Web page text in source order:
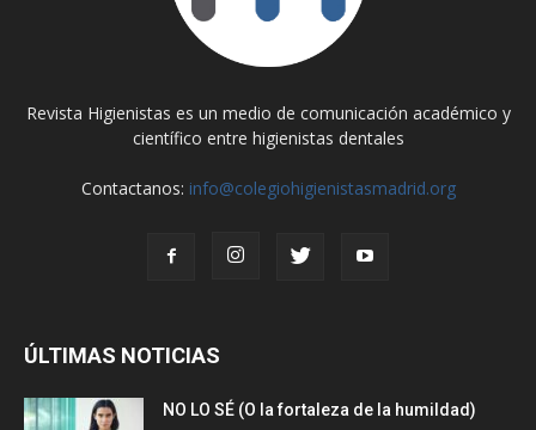
Revista Higienistas es un medio de comunicación académico y
científico entre higienistas dentales
Contactanos: info@colegiohigienistasmadrid.org
ÚLTIMAS NOTICIAS
NO LO SÉ (O la fortaleza de la humildad)